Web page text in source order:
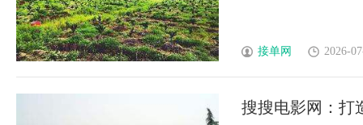
接单网 2026-
搜搜电影网：打